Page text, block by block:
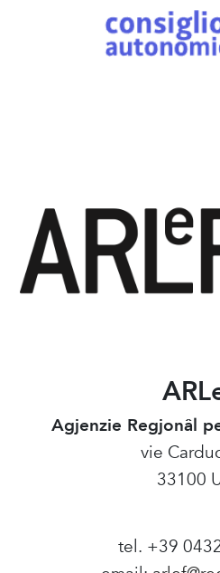
Agjenzie Regjonâl
vie
33100
tel. +39